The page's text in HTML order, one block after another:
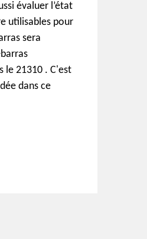
évaluer l’état
utilisables pour
sera
le 21310 . C'est
dans ce